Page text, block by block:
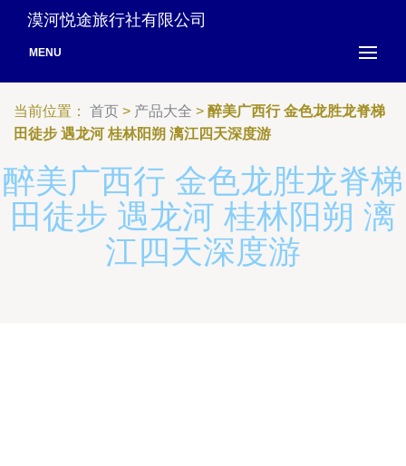
漠河悦途旅行社有限公司
MENU
当前位置： 首页 > 产品大全 > 醉美广西行 金色龙胜龙脊梯
田徒步 遇龙河 桂林阳朔 漓江四天深度游
醉美广西行 金色龙胜龙脊梯
田徒步 遇龙河 桂林阳朔 漓
江四天深度游